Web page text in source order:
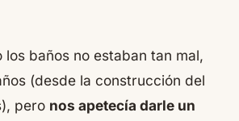
los baños no estaban tan mal,
(desde la construcción del
pero nos apetecía darle un